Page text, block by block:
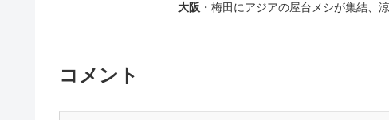
大阪 ・梅田にアジアの屋台メシが集結、
コメント